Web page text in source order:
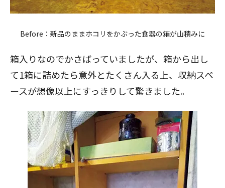
Before：新品のままホコリをかぶった食器の箱が山積みに
箱入りなのでかさばっていましたが、箱から出し
て1箱に詰めたら意外とたくさん入る上、収納スペ
ースが想像以上にすっきりして驚きました。
閉じる